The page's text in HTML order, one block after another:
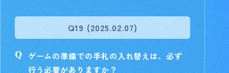
Q19 (2025.02.07)
ゲームの準備での手札の入れ替えは、必ず
行う必要がありますか？